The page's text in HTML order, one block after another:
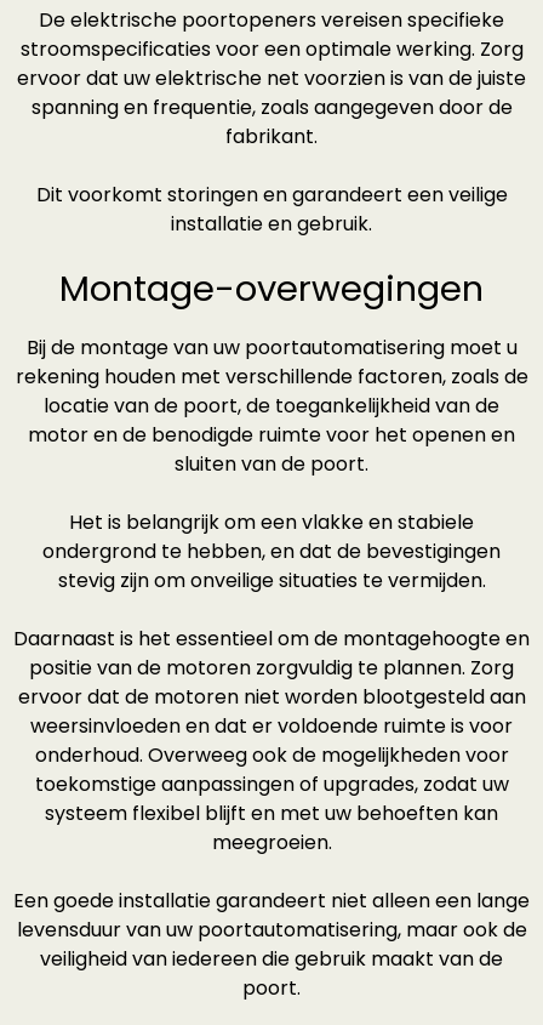
De elektrische poortopeners vereisen specifieke
stroomspecificaties voor een optimale werking. Zorg
ervoor dat uw elektrische net voorzien is van de juiste
spanning en frequentie, zoals aangegeven door de
fabrikant.
Dit voorkomt storingen en garandeert een veilige
installatie en gebruik.
Montage-overwegingen
Bij de montage van uw poortautomatisering moet u
rekening houden met verschillende factoren, zoals de
locatie van de poort, de toegankelijkheid van de
motor en de benodigde ruimte voor het openen en
sluiten van de poort.
Het is belangrijk om een vlakke en stabiele
ondergrond te hebben, en dat de bevestigingen
stevig zijn om onveilige situaties te vermijden.
Daarnaast is het essentieel om de montagehoogte en
positie van de motoren zorgvuldig te plannen. Zorg
ervoor dat de motoren niet worden blootgesteld aan
weersinvloeden en dat er voldoende ruimte is voor
onderhoud. Overweeg ook de mogelijkheden voor
toekomstige aanpassingen of upgrades, zodat uw
systeem flexibel blijft en met uw behoeften kan
meegroeien.
Een goede installatie garandeert niet alleen een lange
levensduur van uw poortautomatisering, maar ook de
veiligheid van iedereen die gebruik maakt van de
poort.